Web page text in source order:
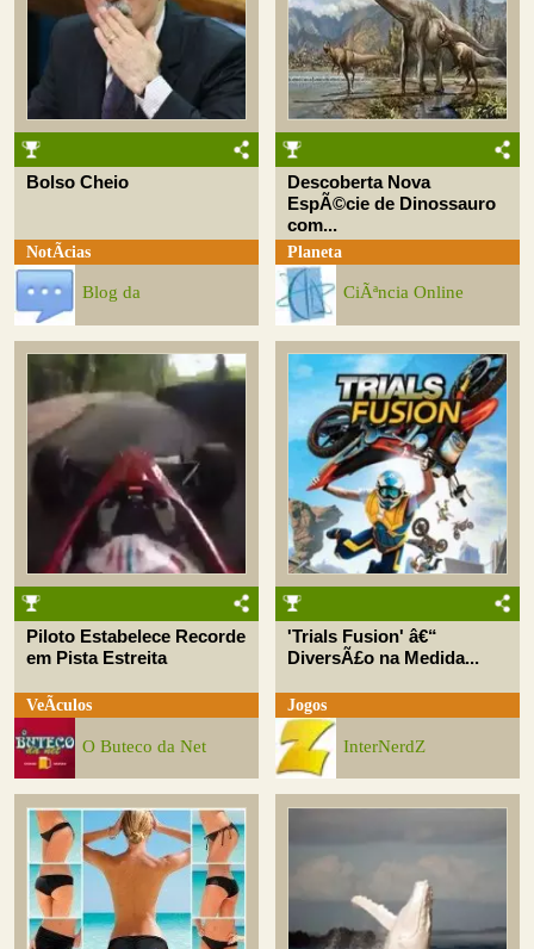
Bolso Cheio
NotÃ­cias
Blog da
Descoberta Nova
EspÃ©cie de Dinossauro
com...
Planeta
CiÃªncia Online
Piloto Estabelece Recorde
em Pista Estreita
VeÃ­culos
O Buteco da Net
'Trials Fusion' â€“
DiversÃ£o na Medida...
Jogos
InterNerdZ